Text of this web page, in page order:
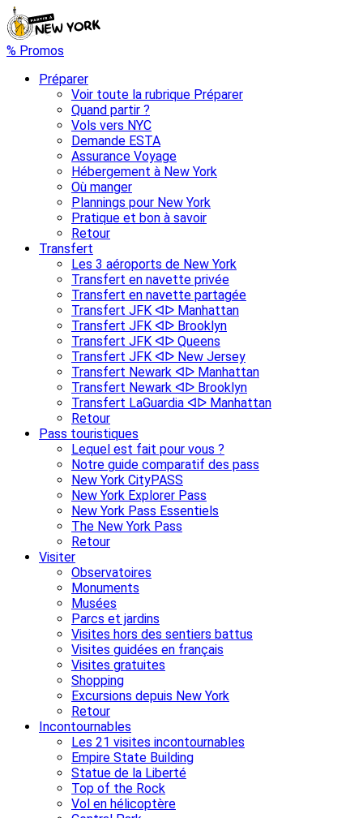
% Promos
Préparer
Voir toute la rubrique Préparer
Quand partir ?
Vols vers NYC
Demande ESTA
Assurance Voyage
Hébergement à New York
Où manger
Plannings pour New York
Pratique et bon à savoir
Retour
Transfert
Les 3 aéroports de New York
Transfert en navette privée
Transfert en navette partagée
Transfert JFK ᐊᐅ Manhattan
Transfert JFK ᐊᐅ Brooklyn
Transfert JFK ᐊᐅ Queens
Transfert JFK ᐊᐅ New Jersey
Transfert Newark ᐊᐅ Manhattan
Transfert Newark ᐊᐅ Brooklyn
Transfert LaGuardia ᐊᐅ Manhattan
Retour
Pass touristiques
Lequel est fait pour vous ?
Notre guide comparatif des pass
New York CityPASS
New York Explorer Pass
New York Pass Essentiels
The New York Pass
Retour
Visiter
Observatoires
Monuments
Musées
Parcs et jardins
Visites hors des sentiers battus
Visites guidées en français
Visites gratuites
Shopping
Excursions depuis New York
Retour
Incontournables
Les 21 visites incontournables
Empire State Building
Statue de la Liberté
Top of the Rock
Vol en hélicoptère